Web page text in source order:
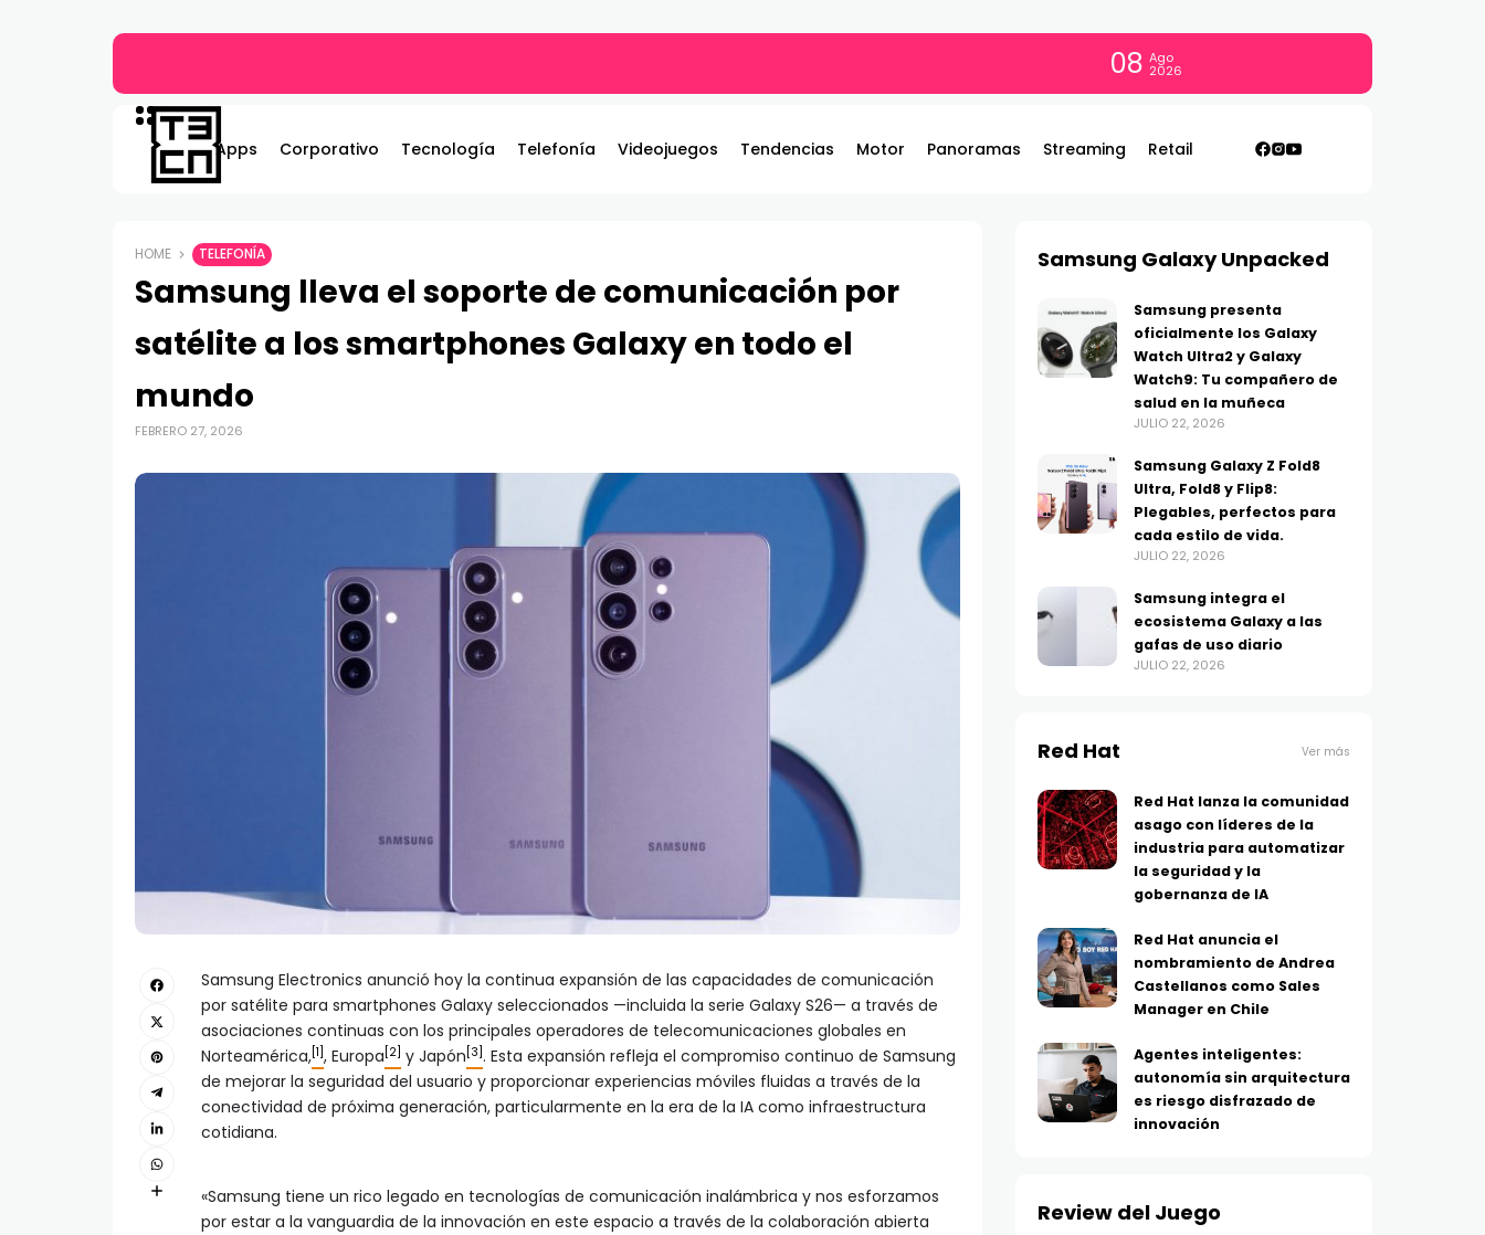
08 Ago
2026
Apps Corporativo Tecnología Telefonía Videojuegos Tendencias Motor Panoramas Streaming Retail
HOME TELEFONÍA
Samsung lleva el soporte de comunicación por
satélite a los smartphones Galaxy en todo el
mundo
FEBRERO 27, 2026
Samsung Electronics anunció hoy la continua expansión de las capacidades de comunicación
por satélite para smartphones Galaxy seleccionados —incluida la serie Galaxy S26— a través de
asociaciones continuas con los principales operadores de telecomunicaciones globales en
Norteamérica, [1] , Europa [2] y Japón [3] . Esta expansión refleja el compromiso continuo de Samsung
de mejorar la seguridad del usuario y proporcionar experiencias móviles fluidas a través de la
conectividad de próxima generación, particularmente en la era de la IA como infraestructura
cotidiana.
«Samsung tiene un rico legado en tecnologías de comunicación inalámbrica y nos esforzamos
por estar a la vanguardia de la innovación en este espacio a través de la colaboración abierta
Samsung Galaxy Unpacked
Samsung presenta
oficialmente los Galaxy
Watch Ultra2 y Galaxy
Watch9: Tu compañero de
salud en la muñeca
JULIO 22, 2026
Samsung Galaxy Z Fold8
Ultra, Fold8 y Flip8:
Plegables, perfectos para
cada estilo de vida.
JULIO 22, 2026
Samsung integra el
ecosistema Galaxy a las
gafas de uso diario
JULIO 22, 2026
Red Hat Ver más
Red Hat lanza la comunidad
asago con líderes de la
industria para automatizar
la seguridad y la
gobernanza de IA
Red Hat anuncia el
nombramiento de Andrea
Castellanos como Sales
Manager en Chile
Agentes inteligentes:
autonomía sin arquitectura
es riesgo disfrazado de
innovación
Review del Juego